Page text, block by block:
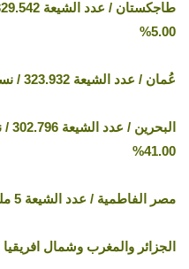
5.00%
عُمان / عدد الشيعة 323.932 / نسبتهم إلى مجموع السكان 12.40%
41.00%
مصر الفاطمية / عدد الشيعة 5 مليون ويعملون بالتقية بسبب القتل
الجزائر والمغرب وشمال افريقيا / 3 مليون ويعملون بالتقية